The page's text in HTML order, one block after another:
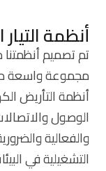
أنظمة التيار
تم تصميم أنظمتنا
مجموعة واسعة من
أنظمة التأريض
الوصول
والفعالية
التشغيلية في